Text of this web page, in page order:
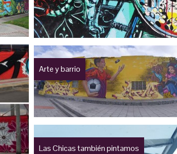
Arte y barrio
Las Chicas también pintamos